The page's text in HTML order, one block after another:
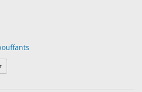
: Bonnets chirurgicaux bouffants